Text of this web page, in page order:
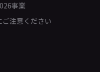
事業
注意ください